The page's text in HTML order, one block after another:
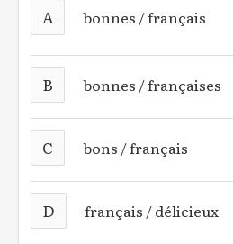
A bonnes / français
B bonnes / françaises
C bons / français
D français / délicieux